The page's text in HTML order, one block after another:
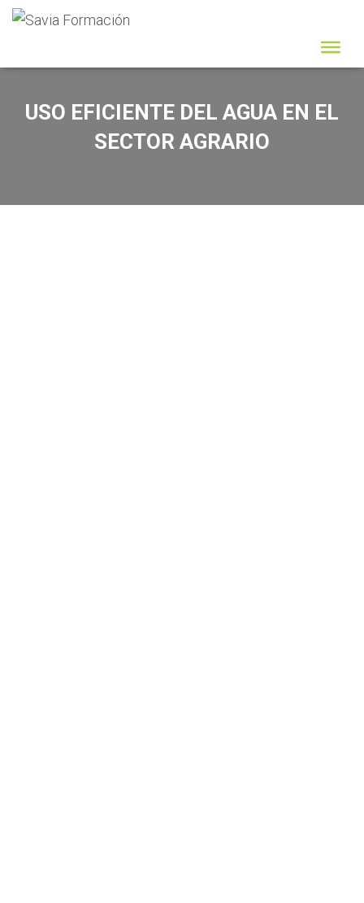
USO EFICIENTE DEL AGUA EN EL
SECTOR AGRARIO​